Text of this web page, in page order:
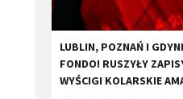
​LUBLIN, POZNAŃ I
FONDO! RUSZYŁY
WYŚCIGI KOLARSKIE